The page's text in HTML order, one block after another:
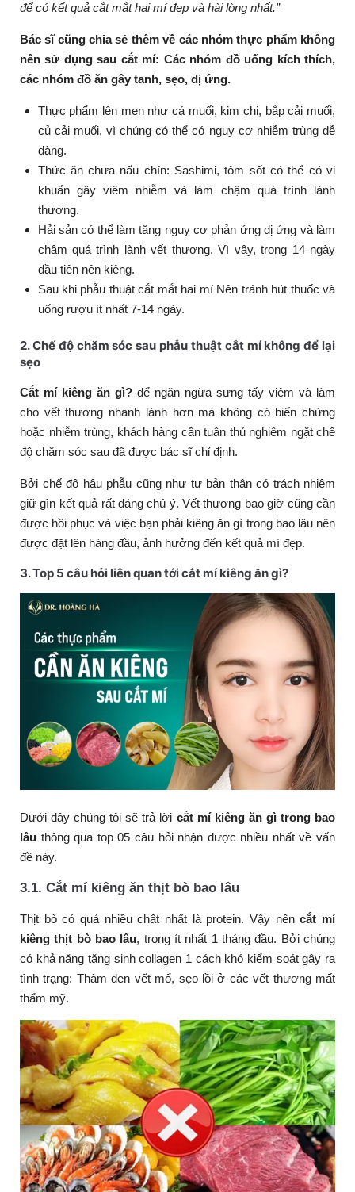
để có kết quả cắt mắt hai mí đẹp và hài lòng nhất.”
Bác sĩ cũng chia sẻ thêm về các nhóm thực phẩm không
nên sử dụng sau cắt mí: Các nhóm đồ uống kích thích,
các nhóm đồ ăn gây tanh, sẹo, dị ứng.
Thực phẩm lên men như cá muối, kim chi, bắp cải muối,
củ cải muối, vì chúng có thể có nguy cơ nhiễm trùng dễ
dàng.
Thức ăn chưa nấu chín: Sashimi, tôm sốt có thể có vi
khuẩn gây viêm nhiễm và làm chậm quá trình lành
thương.
Hải sản có thể làm tăng nguy cơ phản ứng dị ứng và làm
chậm quá trình lành vết thương. Vì vậy, trong 14 ngày
đầu tiên nên kiêng.
Sau khi phẫu thuật cắt mắt hai mí Nên tránh hút thuốc và
uống rượu ít nhất 7-14 ngày.
2. Chế độ chăm sóc sau phẫu thuật cắt mí không để lại
sẹo
Cắt mí kiêng ăn gì? để ngăn ngừa sưng tấy viêm và làm
cho vết thương nhanh lành hơn mà không có biến chứng
hoặc nhiễm trùng, khách hàng cần tuân thủ nghiêm ngặt chế
độ chăm sóc sau đã được bác sĩ chỉ định.
Bởi chế độ hậu phẫu cũng như tự bản thân có trách nhiệm
giữ gìn kết quả rất đáng chú ý. Vết thương bao giờ cũng cần
được hồi phục và việc bạn phải kiêng ăn gì trong bao lâu nên
được đặt lên hàng đầu, ảnh hưởng đến kết quả mí đẹp.
3. Top 5 câu hỏi liên quan tới cắt mí kiêng ăn gì?
Dưới đây chúng tôi sẽ trả lời cắt mí kiêng ăn gì trong bao
lâu thông qua top 05 câu hỏi nhận được nhiều nhất về vấn
đề này.
3.1. Cắt mí kiêng ăn thịt bò bao lâu
Thịt bò có quá nhiều chất nhất là protein. Vậy nêncắt mí
kiêng thịt bò bao lâu, trong ít nhất 1 tháng đầu. Bởi chúng
có khả năng tăng sinh collagen 1 cách khó kiểm soát gây ra
tình trạng: Thâm đen vết mổ, sẹo lồi ở các vết thương mất
thẩm mỹ.